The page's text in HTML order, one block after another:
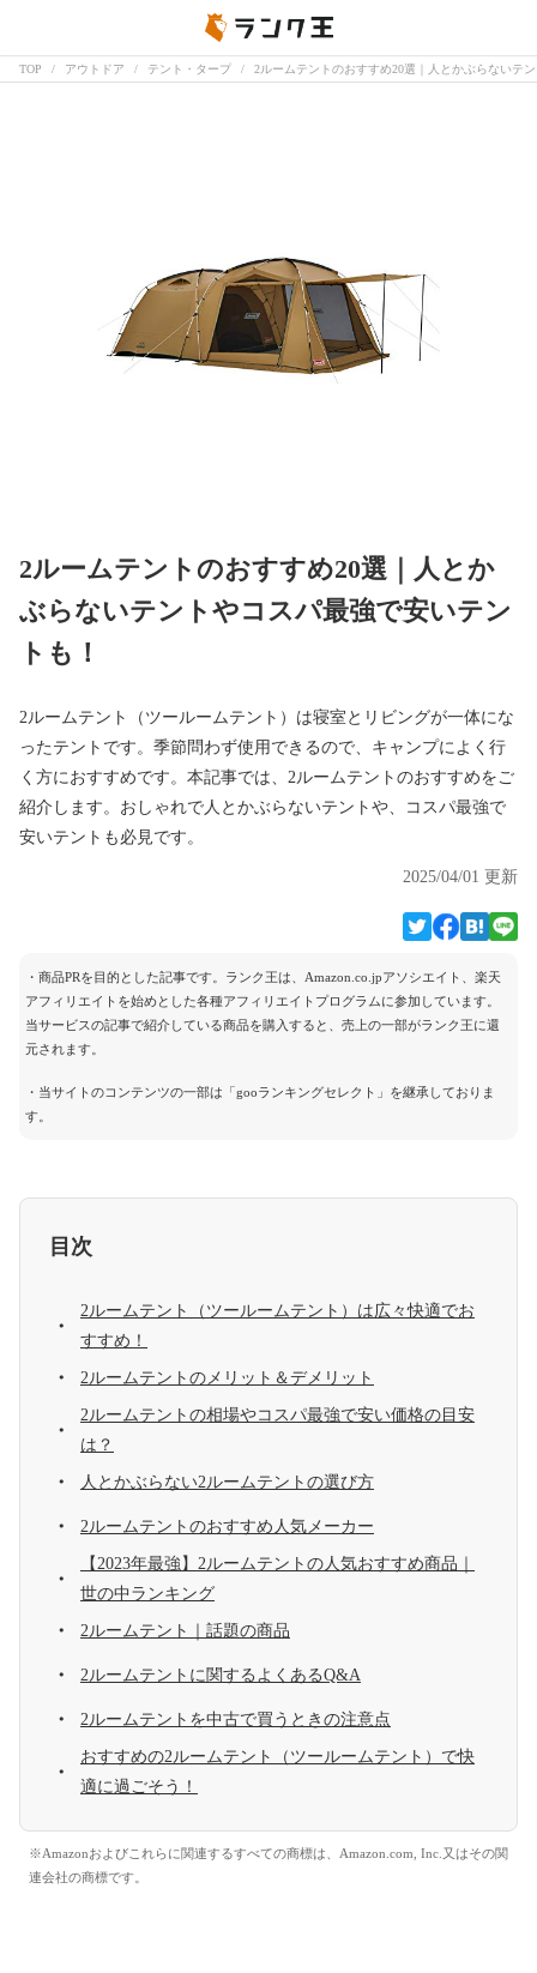
TOP アウトドア テント・タープ 2ルームテントのおすすめ20選｜人とかぶらないテ
2ルームテントのおすすめ20選｜人とか
ぶらないテントやコスパ最強で安いテン
トも！
2ルームテント（ツールームテント）は寝室とリビングが一体にな
ったテントです。季節問わず使用できるので、キャンプによく行
く方におすすめです。本記事では、2ルームテントのおすすめをご
紹介します。おしゃれで人とかぶらないテントや、コスパ最強で
安いテントも必見です。
2025/04/01 更新
・商品PRを目的とした記事です。ランク王は、Amazon.co.jpアソシエイト、楽天
アフィリエイトを始めとした各種アフィリエイトプログラムに参加しています。
当サービスの記事で紹介している商品を購入すると、売上の一部がランク王に還
元されます。
・当サイトのコンテンツの一部は「gooランキングセレクト」を継承しておりま
す。
目次
2ルームテント（ツールームテント）は広々快適でお
すすめ！
2ルームテントのメリット＆デメリット
2ルームテントの相場やコスパ最強で安い価格の目安
は？
人とかぶらない2ルームテントの選び方
2ルームテントのおすすめ人気メーカー
【2023年最強】2ルームテントの人気おすすめ商品｜
世の中ランキング
2ルームテント｜話題の商品
2ルームテントに関するよくあるQ&A
2ルームテントを中古で買うときの注意点
おすすめの2ルームテント（ツールームテント）で快
適に過ごそう！
※Amazonおよびこれらに関連するすべての商標は、Amazon.com, Inc.又はその関
連会社の商標です。